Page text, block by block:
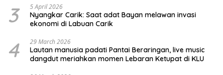
3 5 April 2026
Nyangkar Carik: Saat adat Bayan melawan invasi
ekonomi di Labuan Carik
4 29 March 2026
Lautan manusia padati Pantai Beraringan, live music
dangdut meriahkan momen Lebaran Ketupat di KLU